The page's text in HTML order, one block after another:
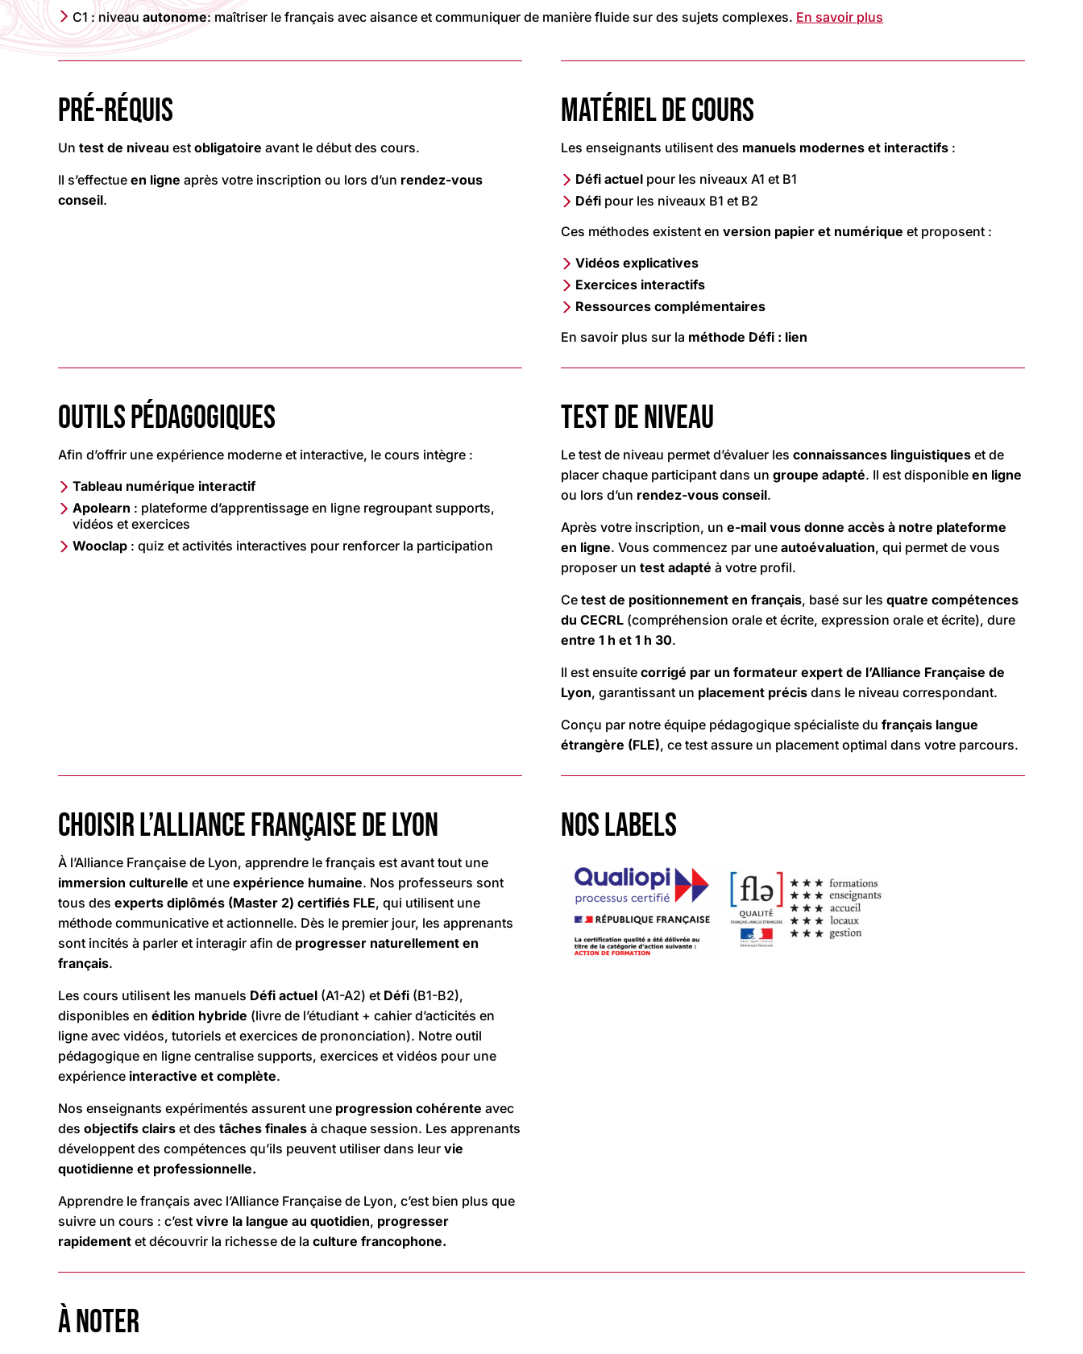
C1 : niveau autonome: maîtriser le français avec aisance et communiquer de manière fluide sur des sujets complexes. En savoir plus
PRÉ-RÉQUIS
Un test de niveau est obligatoire avant le début des cours.
Il s’effectue en ligne après votre inscription ou lors d’un rendez-vous
conseil.
MATÉRIEL DE COURS
Les enseignants utilisent des manuels modernes et interactifs :
Défi actuel pour les niveaux A1 et B1
Défi pour les niveaux B1 et B2
Ces méthodes existent en version papier et numérique et proposent :
Vidéos explicatives
Exercices interactifs
Ressources complémentaires
En savoir plus sur la méthode Défi : lien
OUTILS PÉDAGOGIQUES
Afin d’offrir une expérience moderne et interactive, le cours intègre :
Tableau numérique interactif
Apolearn : plateforme d’apprentissage en ligne regroupant supports,
vidéos et exercices
Wooclap : quiz et activités interactives pour renforcer la participation
TEST DE NIVEAU
Le test de niveau permet d’évaluer les connaissances linguistiques et de
placer chaque participant dans un groupe adapté. Il est disponible en ligne
ou lors d’un rendez-vous conseil.
Après votre inscription, un e-mail vous donne accès à notre plateforme
en ligne. Vous commencez par une autoévaluation, qui permet de vous
proposer un test adapté à votre profil.
Ce test de positionnement en français, basé sur les quatre compétences
du CECRL (compréhension orale et écrite, expression orale et écrite), dure
entre 1 h et 1 h 30.
Il est ensuite corrigé par un formateur expert de l’Alliance Française de
Lyon, garantissant un placement précis dans le niveau correspondant.
Conçu par notre équipe pédagogique spécialiste du français langue
étrangère (FLE), ce test assure un placement optimal dans votre parcours.
CHOISIR L’ALLIANCE FRANÇAISE DE LYON
À l’Alliance Française de Lyon, apprendre le français est avant tout une
immersion culturelle et une expérience humaine. Nos professeurs sont
tous des experts diplômés (Master 2) certifiés FLE, qui utilisent une
méthode communicative et actionnelle. Dès le premier jour, les apprenants
sont incités à parler et interagir afin de progresser naturellement en
français.
Les cours utilisent les manuels Défi actuel (A1-A2) et Défi (B1-B2),
disponibles en édition hybride (livre de l’étudiant + cahier d’acticités en
ligne avec vidéos, tutoriels et exercices de prononciation). Notre outil
pédagogique en ligne centralise supports, exercices et vidéos pour une
expérience interactive et complète.
Nos enseignants expérimentés assurent une progression cohérente avec
des objectifs clairs et des tâches finales à chaque session. Les apprenants
développent des compétences qu’ils peuvent utiliser dans leur vie
quotidienne et professionnelle.
Apprendre le français avec l’Alliance Française de Lyon, c’est bien plus que
suivre un cours : c’est vivre la langue au quotidien, progresser
rapidement et découvrir la richesse de la culture francophone.
NOS LABELS
À NOTER